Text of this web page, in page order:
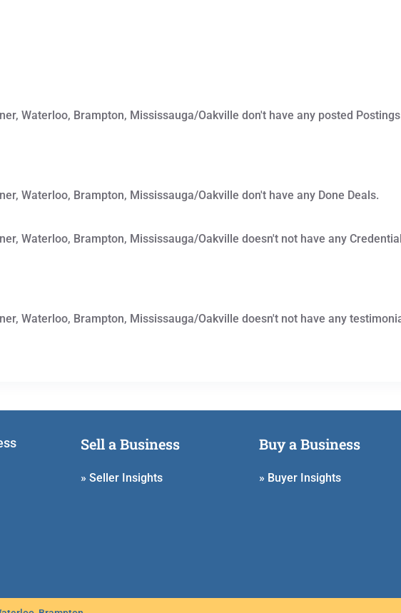
Waterloo, Brampton, Mississauga/Oakville don't have any posted
Waterloo, Brampton, Mississauga/Oakville don't have any Done Deals.
Waterloo, Brampton, Mississauga/Oakville doesn't not have any
Waterloo, Brampton, Mississauga/Oakville doesn't not have any
Sell a Business
» Seller Insights
Buy a Business
» Buyer Insights